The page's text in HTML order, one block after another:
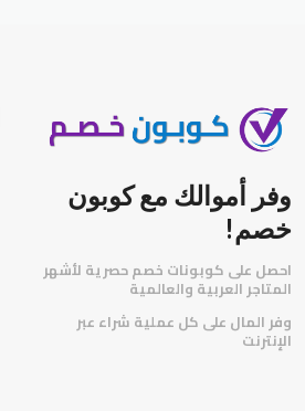
وفر أموالك مع كوبون
خصم!
احصل على كوبونات خصم حصرية لأشهر
المتاجر العربية والعالمية
وفر المال على كل عملية شراء عبر
الإنترنت